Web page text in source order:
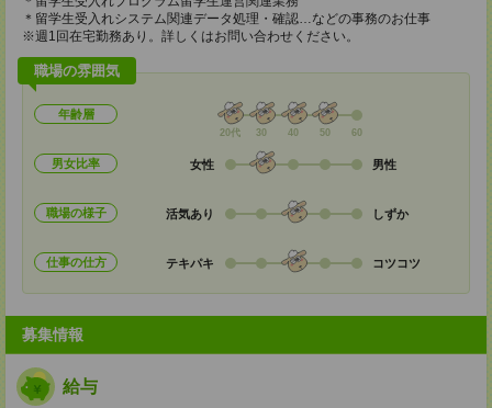
＊留学生受入れシステム関連データ処理・確認…などの事務のお仕事
※週1回在宅勤務あり。詳しくはお問い合わせください。
職場の雰囲気
年齢層
20代 30 40 50 60
男女比率 女性 男性
職場の様子 活気あり しずか
仕事の仕方 テキパキ コツコツ
募集情報
給与